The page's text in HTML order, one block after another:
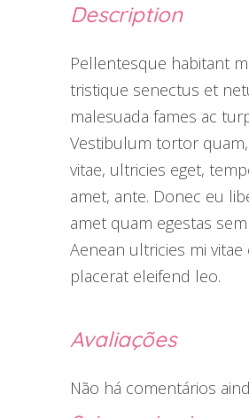
Description
Pellentesque habitant
tristique senectus et
malesuada fames ac
Vestibulum tortor
vitae, ultricies eget,
amet, ante. Donec eu
amet quam egestas
Aenean ultricies mi vitae
placerat eleifend leo.
Avaliações
Não há comentários